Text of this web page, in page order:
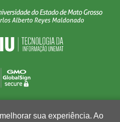
sua experiência. Ao